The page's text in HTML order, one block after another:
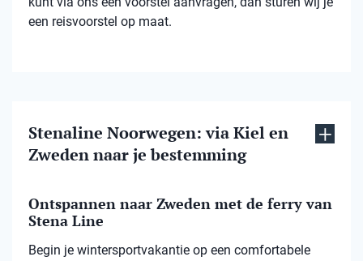
een reisvoorstel op maat.
Stenaline Noorwegen: via Kiel en
Zweden naar je bestemming
Ontspannen naar Zweden met de ferry van
Stena Line
Begin je wintersportvakantie op een comfortabele